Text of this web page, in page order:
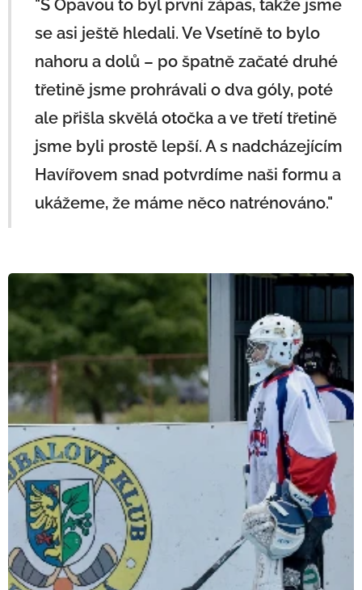
"S Opavou to byl první zápas, takže jsme
se asi ještě hledali. Ve Vsetíně to bylo
nahoru a dolů – po špatně začaté druhé
třetině jsme prohrávali o dva góly, poté
ale přišla skvělá otočka a ve třetí třetině
jsme byli prostě lepší. A s nadcházejícím
Havířovem snad potvrdíme naši formu a
ukážeme, že máme něco natrénováno."